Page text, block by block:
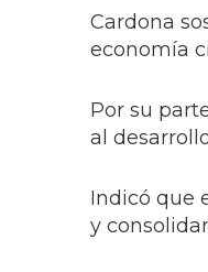
Cardona
economía
Por su
al
Indicó que
y